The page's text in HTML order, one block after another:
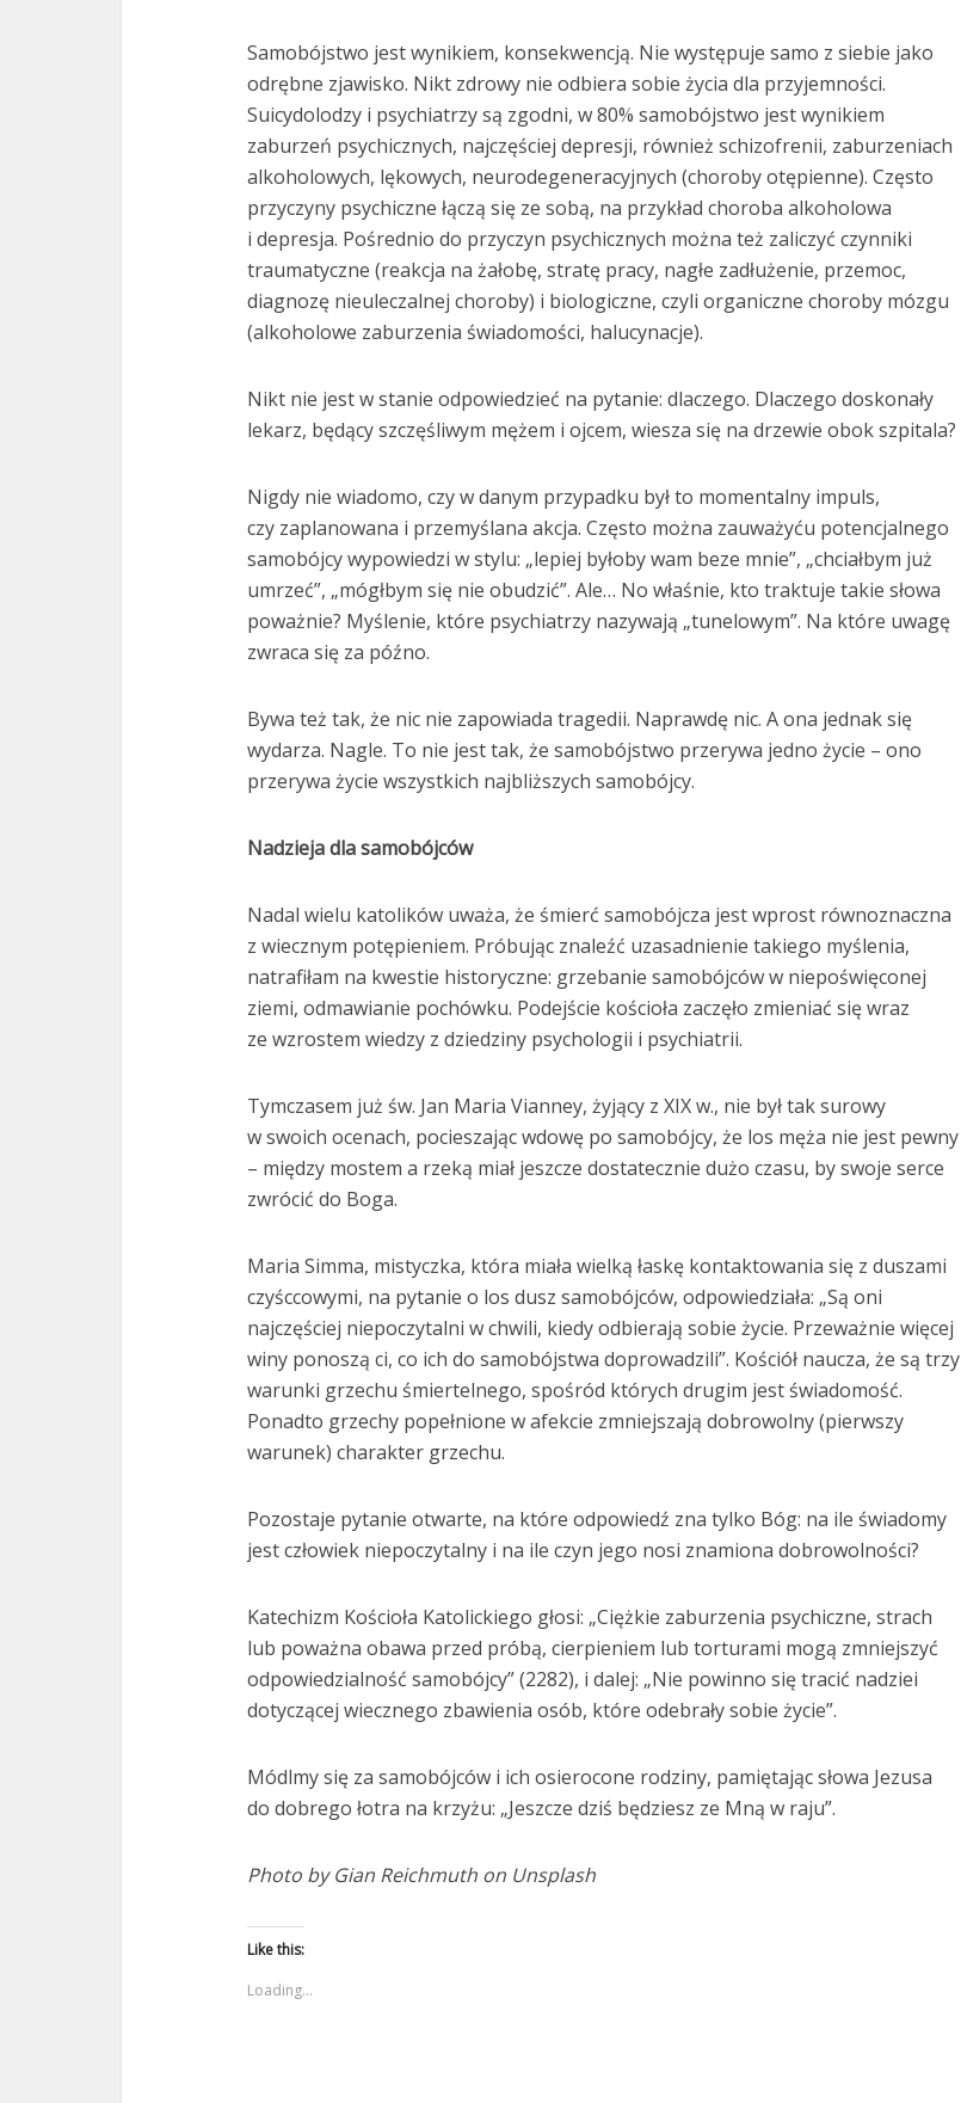
Samobójstwo jest wynikiem, konsekwencją. Nie występuje samo z siebie jako
odrębne zjawisko. Nikt zdrowy nie odbiera sobie życia dla przyjemności.
Suicydolodzy i psychiatrzy są zgodni, w 80% samobójstwo jest wynikiem
zaburzeń psychicznych, najczęściej depresji, również schizofrenii, zaburzeniach
alkoholowych, lękowych, neurodegeneracyjnych (choroby otępienne). Często
przyczyny psychiczne łączą się ze sobą, na przykład choroba alkoholowa
i depresja. Pośrednio do przyczyn psychicznych można też zaliczyć czynniki
traumatyczne (reakcja na żałobę, stratę pracy, nagłe zadłużenie, przemoc,
diagnozę nieuleczalnej choroby) i biologiczne, czyli organiczne choroby mózgu
(alkoholowe zaburzenia świadomości, halucynacje).
Nikt nie jest w stanie odpowiedzieć na pytanie: dlaczego. Dlaczego doskonały
lekarz, będący szczęśliwym mężem i ojcem, wiesza się na drzewie obok szpitala?
Nigdy nie wiadomo, czy w danym przypadku był to momentalny impuls,
czy zaplanowana i przemyślana akcja. Często można zauważyću potencjalnego
samobójcy wypowiedzi w stylu: „lepiej byłoby wam beze mnie”, „chciałbym już
umrzeć”, „mógłbym się nie obudzić”. Ale… No właśnie, kto traktuje takie słowa
poważnie? Myślenie, które psychiatrzy nazywają „tunelowym”. Na które uwagę
zwraca się za późno.
Bywa też tak, że nic nie zapowiada tragedii. Naprawdę nic. A ona jednak się
wydarza. Nagle. To nie jest tak, że samobójstwo przerywa jedno życie – ono
przerywa życie wszystkich najbliższych samobójcy.
Nadzieja dla samobójców
Nadal wielu katolików uważa, że śmierć samobójcza jest wprost równoznaczna
z wiecznym potępieniem. Próbując znaleźć uzasadnienie takiego myślenia,
natrafiłam na kwestie historyczne: grzebanie samobójców w niepoświęconej
ziemi, odmawianie pochówku. Podejście kościoła zaczęło zmieniać się wraz
ze wzrostem wiedzy z dziedziny psychologii i psychiatrii.
Tymczasem już św. Jan Maria Vianney, żyjący z XIX w., nie był tak surowy
w swoich ocenach, pocieszając wdowę po samobójcy, że los męża nie jest pewny
– między mostem a rzeką miał jeszcze dostatecznie dużo czasu, by swoje serce
zwrócić do Boga.
Maria Simma, mistyczka, która miała wielką łaskę kontaktowania się z duszami
czyśccowymi, na pytanie o los dusz samobójców, odpowiedziała: „Są oni
najczęściej niepoczytalni w chwili, kiedy odbierają sobie życie. Przeważnie więcej
winy ponoszą ci, co ich do samobójstwa doprowadzili”. Kościół naucza, że są trzy
warunki grzechu śmiertelnego, spośród których drugim jest świadomość.
Ponadto grzechy popełnione w afekcie zmniejszają dobrowolny (pierwszy
warunek) charakter grzechu.
Pozostaje pytanie otwarte, na które odpowiedź zna tylko Bóg: na ile świadomy
jest człowiek niepoczytalny i na ile czyn jego nosi znamiona dobrowolności?
Katechizm Kościoła Katolickiego głosi: „Ciężkie zaburzenia psychiczne, strach
lub poważna obawa przed próbą, cierpieniem lub torturami mogą zmniejszyć
odpowiedzialność samobójcy” (2282), i dalej: „Nie powinno się tracić nadziei
dotyczącej wiecznego zbawienia osób, które odebrały sobie życie”.
Módlmy się za samobójców i ich osierocone rodziny, pamiętając słowa Jezusa
do dobrego łotra na krzyżu: „Jeszcze dziś będziesz ze Mną w raju”.
Photo by Gian Reichmuth on Unsplash
Like this:
Loading...